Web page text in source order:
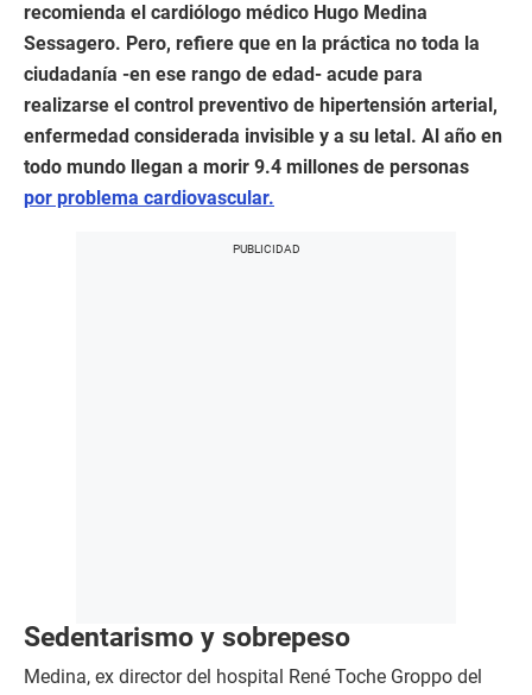
recomienda el cardiólogo médico Hugo Medina
Sessagero. Pero, refiere que en la práctica no toda la
ciudadanía -en ese rango de edad- acude para
realizarse el control preventivo de hipertensión arterial,
enfermedad considerada invisible y a su letal. Al año en
todo mundo llegan a morir 9.4 millones de personas
por problema cardiovascular.
Sedentarismo y sobrepeso
Medina, ex director del hospital René Toche Groppo del